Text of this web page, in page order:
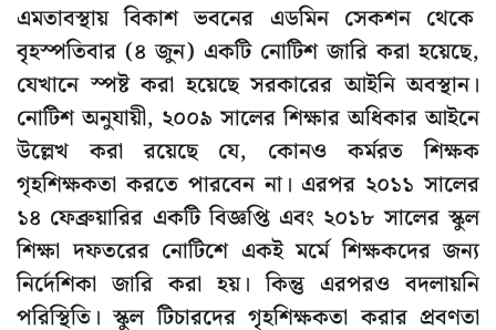
এমতাবস্থায় বিকাশ ভবনের এডমিন সেকশন থেকে
বৃহস্পতিবার (৪ জুন) একটি নোটিশ জারি করা হয়েছে,
যেখানে স্পষ্ট করা হয়েছে সরকারের আইনি অবস্থান।
নোটিশ অনুযায়ী, ২০০৯ সালের শিক্ষার অধিকার আইনে
উল্লেখ করা রয়েছে যে, কোনও কর্মরত শিক্ষক
গৃহশিক্ষকতা করতে পারবেন না। এরপর ২০১১ সালের
১৪ ফেব্রুয়ারির একটি বিজ্ঞপ্তি এবং ২০১৮ সালের স্কুল
শিক্ষা দফতরের নোটিশে একই মর্মে শিক্ষকদের জন্য
নির্দেশিকা জারি করা হয়। কিন্তু এরপরও বদলায়নি
পরিস্থিতি। স্কুল টিচারদের গৃহশিক্ষকতা করার প্রবণতা